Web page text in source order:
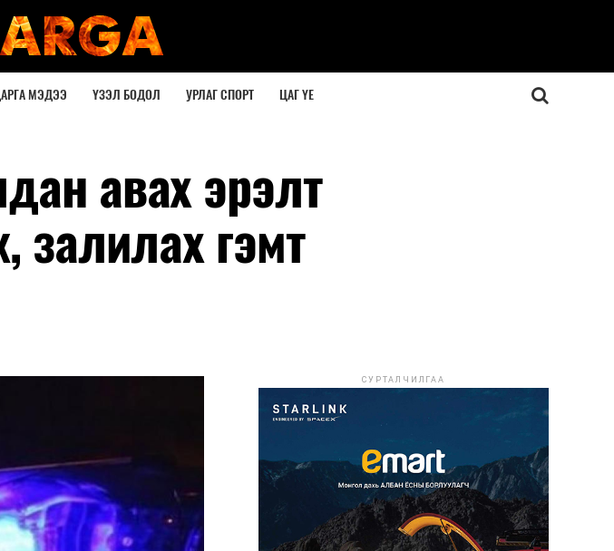
МЭДЭЭ ҮЗЭЛ БОДОЛ УРЛАГ СПОРТ ЦАГ ҮЕ
авах эрэлт
залилах гэмт
СУРТАЛЧИЛГАА